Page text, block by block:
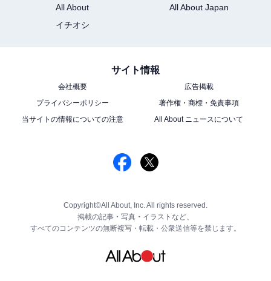
All About
All About Japan
イチオシ
サイト情報
会社概要
広告掲載
プライバシーポリシー
著作権・商標・免責事項
当サイトの情報についての注意
All About ニュースについて
Copyright©All About, Inc. All rights reserved.
掲載の記事・写真・イラストなど、
すべてのコンテンツの無断複写・転載・公衆送信等を禁じます。